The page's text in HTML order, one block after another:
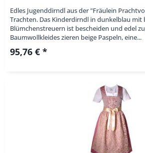
Edles Jugenddirndl aus der "Fräulein
Trachten. Das Kinderdirndl in dunkelblau mit
Blümchenstreuern ist bescheiden und edel
Baumwollkleides zieren beige Paspeln, eine...
95,76 € *